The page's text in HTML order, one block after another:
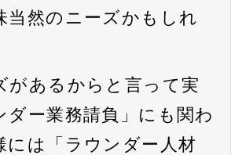
当然のニーズかもしれ
があるからと言って実
ダー業務請負」にも関わ
には「ラウンダー人材